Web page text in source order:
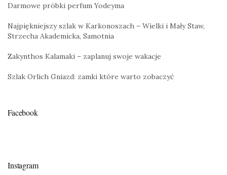
Darmowe próbki perfum Yodeyma
Najpiękniejszy szlak w Karkonoszach – Wielki i Mały Staw,
Strzecha Akademicka, Samotnia
Zakynthos Kalamaki – zaplanuj swoje wakacje
Szlak Orlich Gniazd: zamki które warto zobaczyć
Facebook
Instagram